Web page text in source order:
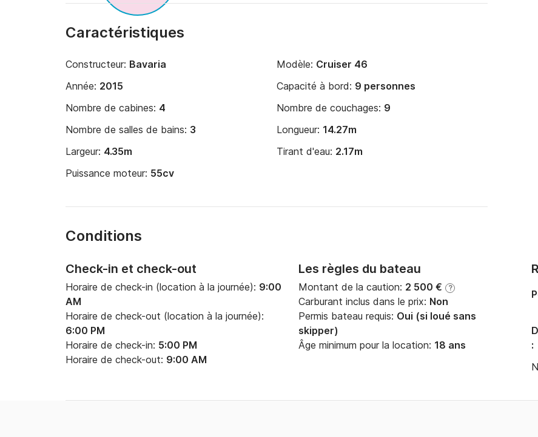
Caractéristiques
Constructeur: Bavaria Modèle: Cruiser 46
Année: 2015 Capacité à bord: 9 personnes
Nombre de cabines: 4 Nombre de couchages: 9
Nombre de salles de bains: 3 Longueur: 14.27m
Largeur: 4.35m Tirant d'eau: 2.17m
Puissance moteur: 55cv
Conditions
Check-in et check-out
Horaire de check-in (location à la journée): 9:00
AM
Horaire de check-out (location à la journée):
6:00 PM
Horaire de check-in: 5:00 PM
Horaire de check-out: 9:00 AM
Les règles du bateau
Montant de la caution: 2 500 € ?
Carburant inclus dans le prix: Non
Permis bateau requis: Oui (si loué sans
skipper)
Âge minimum pour la location: 18 ans
: